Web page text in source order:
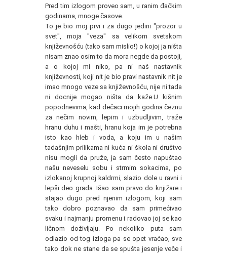
Pred tim izlogom proveo sam, u ranim đačkim
godinama, mnoge časove.
To je bio moj prvi i za dugo jedini "prozor u
svet", moja "veza" sa velikom svetskom
književnošću (tako sam mislio!) o kojoj ja ništa
nisam znao osim to da mora negde da postoji,
a o kojoj mi niko, pa ni naš nastavnik
književnosti, koji nit je bio pravi nastavnik nit je
imao mnogo veze sa književnošću, nije ni tada
ni docnije mogao ništa da kaže.U kišnim
popodnevima, kad dečaci mojih godina čeznu
za nečim novim, lepim i uzbudljivim, traže
hranu duhu i mašti, hranu koja im je potrebna
isto kao hleb i voda, a koju im u našim
tadašnjim prilikama ni kuća ni škola ni društvo
nisu mogli da pruže, ja sam često napuštao
našu neveselu sobu i strmim sokacima, po
izlokanoj krupnoj kaldrmi, slazio dole u ravni i
lepši deo grada. Išao sam pravo do knjižare i
stajao dugo pred njenim izlogom, koji sam
tako dobro poznavao da sam primećivao
svaku i najmanju promenu i radovao joj se kao
ličnom doživljaju. Po nekoliko puta sam
odlazio od tog izloga pa se opet vraćao, sve
tako dok ne stane da se spušta jesenje veče i